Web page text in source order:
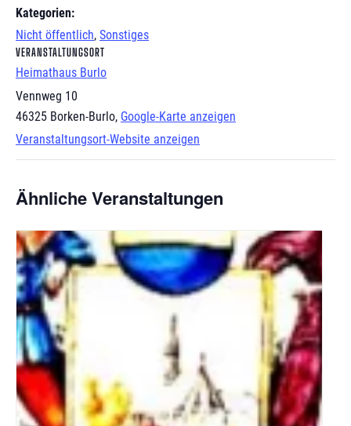
Kategorien:
Nicht öffentlich, Sonstiges
VERANSTALTUNGSORT
Heimathaus Burlo
Vennweg 10
46325 Borken-Burlo, Google-Karte anzeigen
Veranstaltungsort-Website anzeigen
Ähnliche Veranstaltungen